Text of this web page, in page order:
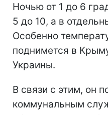
Ночью от 1 до 6
5 до 10, а в
Особенно
поднимется в
Украины.
В связи с этим, он
коммунальным